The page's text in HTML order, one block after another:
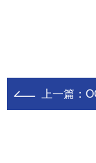
上一篇：